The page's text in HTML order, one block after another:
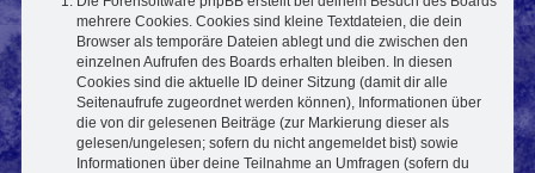
mehrere Cookies. Cookies sind kleine Textdateien, die dein
Browser als temporäre Dateien ablegt und die zwischen den
einzelnen Aufrufen des Boards erhalten bleiben. In diesen
Cookies sind die aktuelle ID deiner Sitzung (damit dir alle
Seitenaufrufe zugeordnet werden können), Informationen über
die von dir gelesenen Beiträge (zur Markierung dieser als
gelesen/ungelesen; sofern du nicht angemeldet bist) sowie
Informationen über deine Teilnahme an Umfragen (sofern du